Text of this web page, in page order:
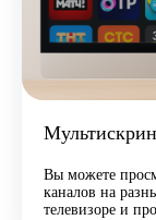
Мультискрин
Вы можете
каналов на
телевизоре и